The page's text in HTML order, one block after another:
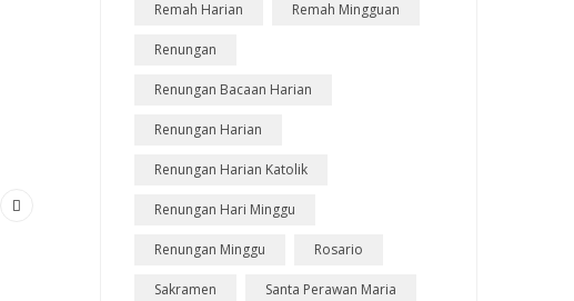
Remah Harian Remah Mingguan
Renungan
Renungan Bacaan Harian
Renungan Harian
Renungan Harian Katolik
Renungan Hari Minggu
Renungan Minggu Rosario
Sakramen Santa Perawan Maria